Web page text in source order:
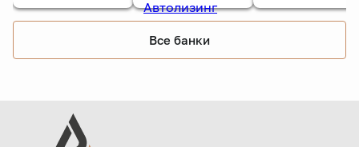
Все банки